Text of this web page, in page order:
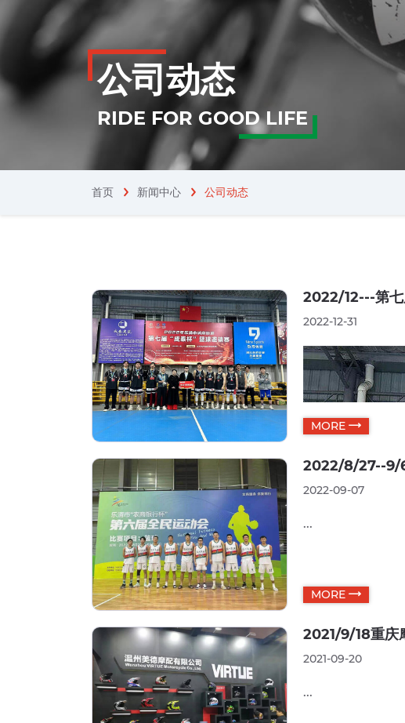
公司动态
RIDE FOR GOOD LIFE
首页 chevron_right
新闻中心 公司动态
2022/12---第七
2022-12-31
MORE
2022/8/27--9/
2022-09-07
...
MORE
2021/9/18重庆
2021-09-20
...